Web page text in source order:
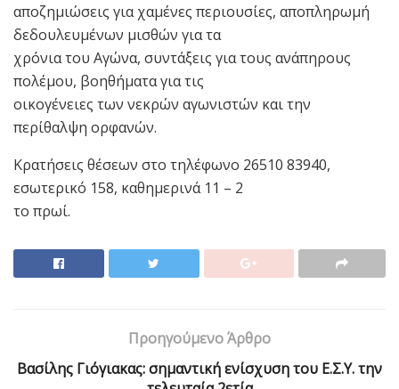
αποζημιώσεις για χαμένες περιουσίες, αποπληρωμή
δεδουλευμένων μισθών για τα
χρόνια του Αγώνα, συντάξεις για τους ανάπηρους
πολέμου, βοηθήματα για τις
οικογένειες των νεκρών αγωνιστών και την
περίθαλψη ορφανών.
Κρατήσεις θέσεων στο τηλέφωνο 26510 83940,
εσωτερικό 158, καθημερινά 11 – 2
το πρωί.
Προηγούμενο Άρθρο
Βασίλης Γιόγιακας: σημαντική ενίσχυση του Ε.Σ.Υ. την